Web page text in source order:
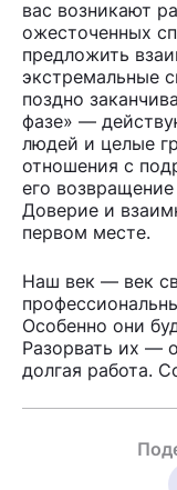
вас возникают
ожесточенных
предложить
экстремальные
поздно
фазе» —
людей и целые
отношения с
его
Доверие и
первом месте.
Наш век — век
Особенно они
Разорвать их —
долгая работа.